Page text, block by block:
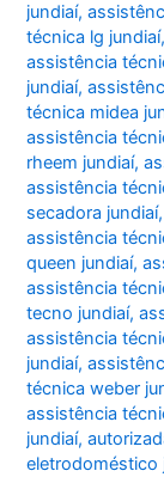
jundiaí,
técnica lg jundiaí
assistência
jundiaí,
técnica midea
assistência
rheem jundiaí,
assistência
secadora jundiaí
assistência
queen jundiaí,
assistência
tecno jundiaí,
assistência
jundiaí,
técnica weber
assistência
jundiaí,
eletrodoméstico